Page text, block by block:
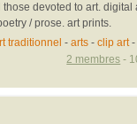
devoted to art.
/ prose. art prints.
traditionnel - arts- clip art-
2 membres -